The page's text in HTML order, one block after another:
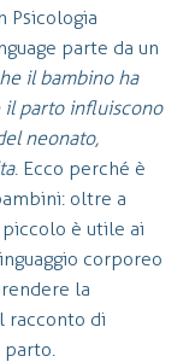
Psicologia
parte da un
il bambino ha
il parto influiscono
neonato,
. Ecco perché è
oltre a
è utile ai
corporeo
la
racconto di